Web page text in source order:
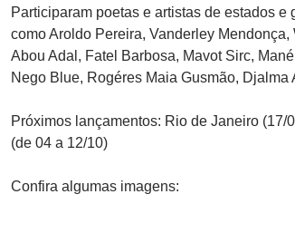
Participaram poetas e artistas de estados e
como Aroldo Pereira, Vanderley Mendonça,
Abou Adal, Fatel Barbosa, Mavot Sirc,
Nego Blue, Rogéres Maia Gusmão, Djalma
Próximos lançamentos: Rio de Janeiro (17/
(de 04 a 12/10)
Confira algumas imagens: